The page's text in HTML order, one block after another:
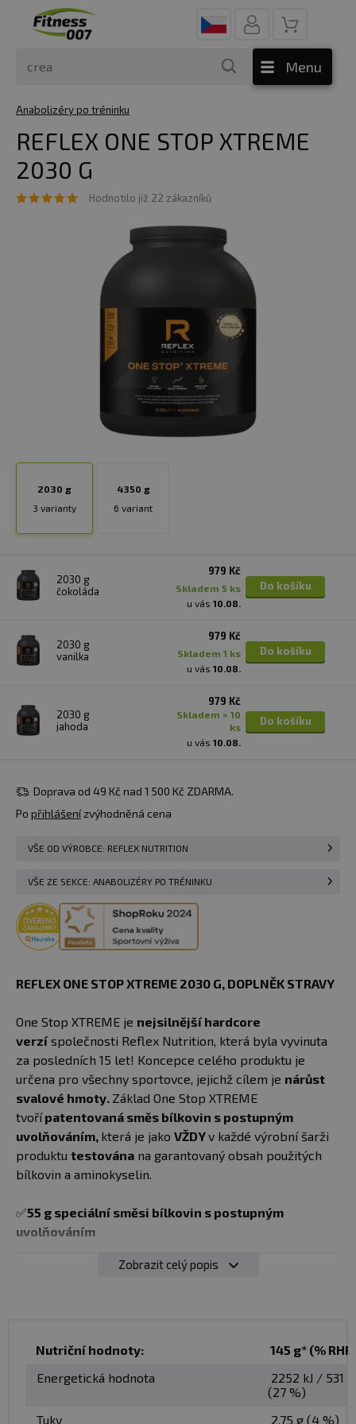
Menu
Anabolizéry po tréninku
REFLEX ONE STOP XTREME
2030 G
Hodnotilo již 22 zákazníků
2030 g
3 varianty
4350 g
6 variant
2030 g
čokoláda
979 Kč
skladem 5 ks
u vás 10.08.
Do košíku
2030 g
vanilka
979 Kč
skladem 1 ks
u vás 10.08.
Do košíku
2030 g
jahoda
979 Kč
skladem > 10
ks
u vás 10.08.
Do košíku
Doprava od 49 Kč nad 1 500 Kč ZDARMA.
Po přihlášenízvýhodněná cena
VŠE OD VÝROBCE: REFLEX NUTRITION
VŠE ZE SEKCE: ANABOLIZÉRY PO TRÉNINKU
REFLEX ONE STOP XTREME 2030 G, DOPLNĚK STRAVY
One Stop XTREME je nejsilnější hardcore
verzí společnosti Reflex Nutrition, která byla vyvinuta
za posledních 15 let! Koncepce celého produktu je
určena pro všechny sportovce, jejichž cílem je nárůst
svalové hmoty. Základ One Stop XTREME
tvořípatentovaná směs bílkovin s postupným
uvolňováním, která je jako VŽDYv každé výrobní šarži
produktu testována na garantovaný obsah použitých
bílkovin a aminokyselin.
✅55 g speciální směsi bílkovin s postupným
uvolňováním
Pravděpodobně nejsofistikovanější směs bílkovin a
zdroje aminokyselin jsou vůči zdrojům s postupným
přesně tak jak je to pro svalová vlákna nejvhodnější.
Zobrazit celý popis
Nutriční hodnoty:
145 g* (%
Energetická hodnota
2252 kJ / 531
(27 %)
Tuky
2,75 g (4 %)